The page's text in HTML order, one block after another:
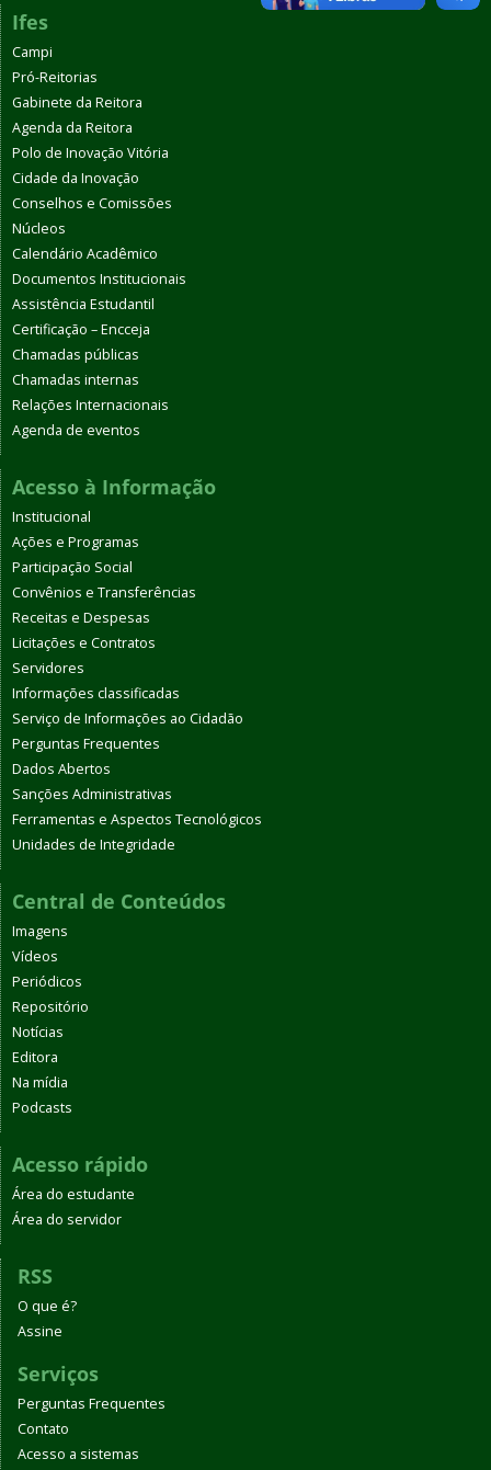
Ifes
Campi
Pró-Reitorias
Gabinete da Reitora
Agenda da Reitora
Polo de Inovação Vitória
Cidade da Inovação
Conselhos e Comissões
Núcleos
Calendário Acadêmico
Documentos Institucionais
Assistência Estudantil
Certificação – Encceja
Chamadas públicas
Chamadas internas
Relações Internacionais
Agenda de eventos
Acesso à Informação
Institucional
Ações e Programas
Participação Social
Convênios e Transferências
Receitas e Despesas
Licitações e Contratos
Servidores
Informações classificadas
Serviço de Informações ao Cidadão
Perguntas Frequentes
Dados Abertos
Sanções Administrativas
Ferramentas e Aspectos Tecnológicos
Unidades de Integridade
Central de Conteúdos
Imagens
Vídeos
Periódicos
Repositório
Notícias
Editora
Na mídia
Podcasts
Acesso rápido
Área do estudante
Área do servidor
RSS
O que é?
Assine
Serviços
Perguntas Frequentes
Contato
Acesso a sistemas